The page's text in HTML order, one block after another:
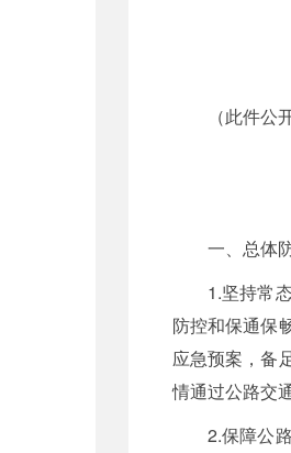
（此件公
一、总体
1.坚持常
防控和保通保
应急预案，备
情通过公路交
2.保障公